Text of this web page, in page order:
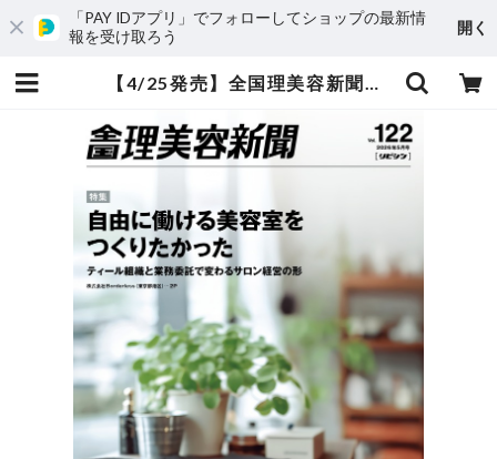
「PAY IDアプリ」でフォローしてショップの最新情
報を受け取ろう
開く
【4/25発売】全国理美容新聞＜第122号＞（2026年5月号） | 全国理美容新聞〈リビシン〉-ONLINE SHOP